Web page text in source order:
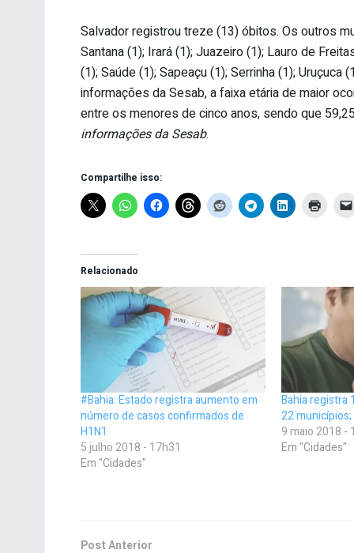
Salvador registrou treze (13) óbitos. Os outros
Santana (1); Irará (1); Juazeiro (1); Lauro de
(1); Saúde (1); Sapeaçu (1); Serrinha (1);
informações da Sesab, a faixa etária de maior
entre os menores de cinco anos, sendo que
informações da Sesab.
Compartilhe isso:
Relacionado
#Bahia: Estado registra aumento em
número de casos confirmados de
H1N1
5 julho 2018 - 17h31
Em "Cidades"
Bahia registra
22
9 maio 2018 -
Em "Cidades"
Post Anterior